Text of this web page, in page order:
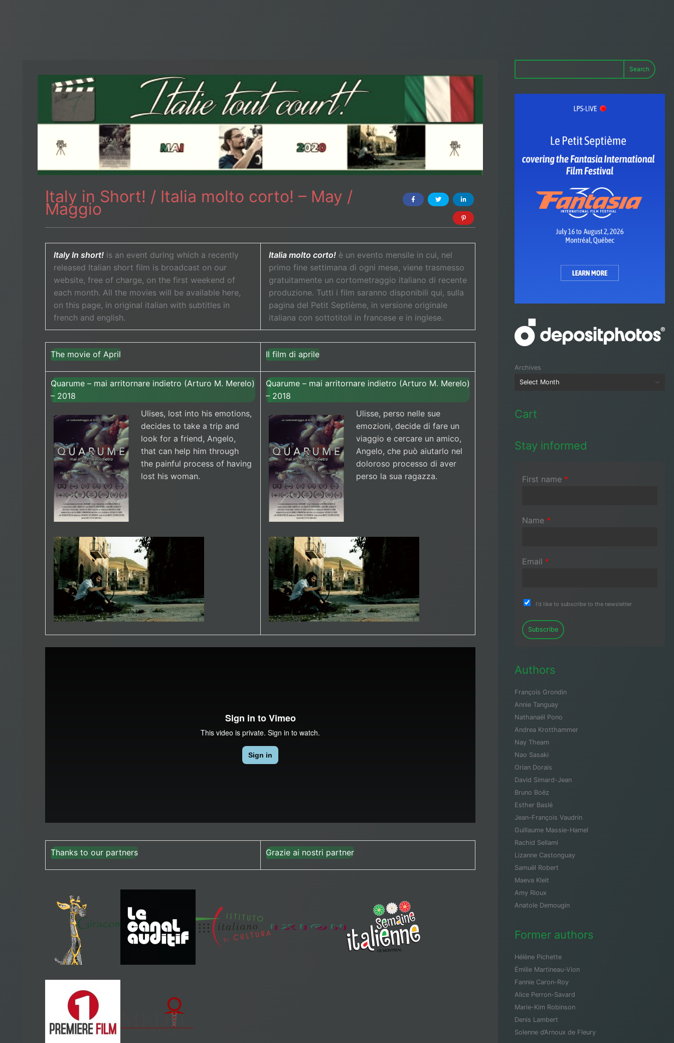
Italy in Short! / Italia molto corto! – May /
Maggio
Italy In short! is an event during which a recently
released Italian short film is broadcast on our
website, free of charge, on the first weekend of
each month. All the movies will be available here,
on this page, in original italian with subtitles in
french and english.
Italia molto corto! è un evento mensile in cui, nel
primo fine settimana di ogni mese, viene trasmesso
gratuitamente un cortometraggio italiano di recente
produzione. Tutti i film saranno disponibili qui, sulla
pagina del Petit Septième, in versione originale
italiana con sottotitoli in francese e in inglese.
The movie of April Il film di aprile
Quarume – mai arritornare indietro (Arturo M. Merelo)
– 2018
Ulises, lost into his emotions,
decides to take a trip and
look for a friend, Angelo,
that can help him through
the painful process of having
lost his woman.
Quarume – mai arritornare indietro (Arturo M. Merelo)
– 2018
Ulisse, perso nelle sue
emozioni, decide di fare un
viaggio e cercare un amico,
Angelo, che può aiutarlo nel
doloroso processo di aver
perso la sua ragazza.
Thanks to our partners Grazie ai nostri partner
Search
Archives
Cart
Stay informed
First name *
Name *
Email *
I'd like to subscribe to the newsletter
Subscribe
Authors
François Grondin
Annie Tanguay
Nathanaël Pono
Andrea Krotthammer
Nay Theam
Nao Sasaki
Orian Dorais
David Simard-Jean
Bruno Boëz
Esther Baslé
Jean-François Vaudrin
Guillaume Massie-Hamel
Rachid Sellami
Lizanne Castonguay
Samuël Robert
Maeva Kleit
Amy Rioux
Anatole Demougin
Former authors
Hélène Pichette
Émilie Martineau-Vion
Fannie Caron-Roy
Alice Perron-Savard
Marie-Kim Robinson
Denis Lambert
Solenne d’Arnoux de Fleury